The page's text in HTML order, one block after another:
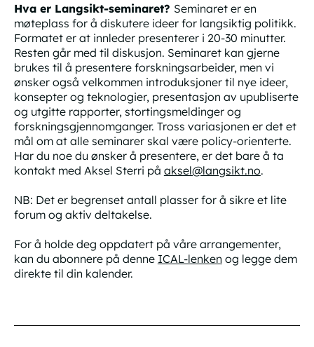
Hva er Langsikt-seminaret? Seminaret er en
møteplass for å diskutere ideer for langsiktig politikk.
Formatet er at innleder presenterer i 20-30 minutter.
Resten går med til diskusjon. Seminaret kan gjerne
brukes til å presentere forskningsarbeider, men vi
ønsker også velkommen introduksjoner til nye ideer,
konsepter og teknologier, presentasjon av upubliserte
og utgitte rapporter, stortingsmeldinger og
forskningsgjennomganger. Tross variasjonen er det et
mål om at alle seminarer skal være policy-orienterte.
Har du noe du ønsker å presentere, er det bare å ta
kontakt med Aksel Sterri på aksel@langsikt.no.
NB: Det er begrenset antall plasser for å sikre et lite
forum og aktiv deltakelse.
For å holde deg oppdatert på våre arrangementer,
kan du abonnere på denne ICAL-lenken og legge dem
direkte til din kalender.